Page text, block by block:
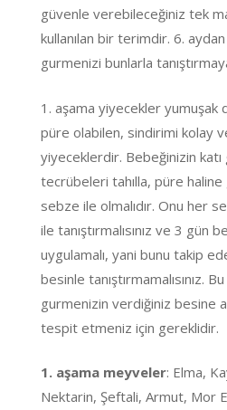
güvenle verebileceğiniz tek
kullanılan bir terimdir. 6.
gurmenizi bunlarla
1. aşama yiyecekler yumuşak
püre olabilen, sindirimi kolay
yiyeceklerdir. Bebeğinizin katı
tecrübeleri tahılla, püre
sebze ile olmalıdır. Onu her
ile tanıştırmalısınız ve 3 gün
uygulamalı, yani bunu takip
besinle tanıştırmamalısınız.
gurmenizin verdiğiniz besine
tespit etmeniz için gereklidir.
1. aşama meyveler: Elma,
Nektarin, Şeftali, Armut, Mor